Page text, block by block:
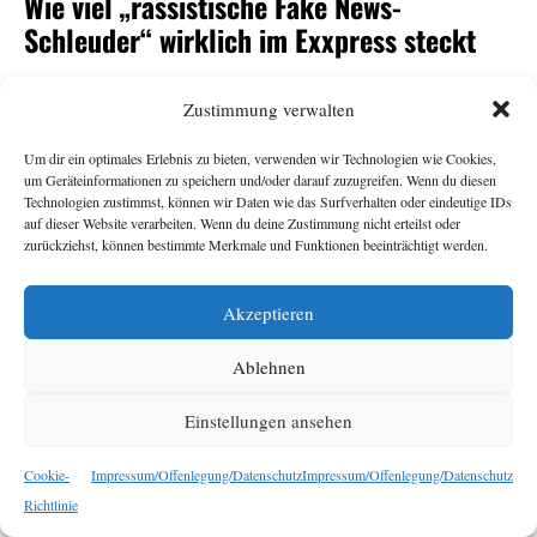
Zustimmung verwalten
Um dir ein optimales Erlebnis zu bieten, verwenden wir Technologien wie Cookies,
um Geräteinformationen zu speichern und/oder darauf zuzugreifen. Wenn du diesen
Technologien zustimmst, können wir Daten wie das Surfverhalten oder eindeutige IDs
auf dieser Website verarbeiten. Wenn du deine Zustimmung nicht erteilst oder
zurückziehst, können bestimmte Merkmale und Funktionen beeinträchtigt werden.
Akzeptieren
Ablehnen
Einstellungen ansehen
Cookie-
Richtlinie
Impressum/Offenlegung/DatenschutzImpressum/Offenlegung/Datenschutz
Schleuder“ wirklich im Exxpress steckt
11. Juni 2026
Exxpress-Herausgeberin Eva Schütz war eine von vielen
Überraschungskandidat:innen für denORF-
Generalsposten. Armin Wolf tat auf der Plattform Bluesky
seine Ratlosigkeit über ihre Nominierung durch den
Stiftungsrat kund und bezeichnete denExxpressals„rechte,
rassistische Fake News-Schleuder“. Das sorgte für
Empörung, vor allem beimExxpress. Dabei sollte der
Redaktion ihr eigener Umgang mit Falschnachrichten und